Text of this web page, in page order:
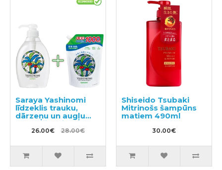
Saraya Yashinomi
līdzeklis trauku,
dārzeņu un augļu
mazgāšanai 500ml +
pildviela 1000ml
26.00€ 28.00€
Shiseido Tsubaki
Mitrinošs šampūns
matiem 490ml
30.00€